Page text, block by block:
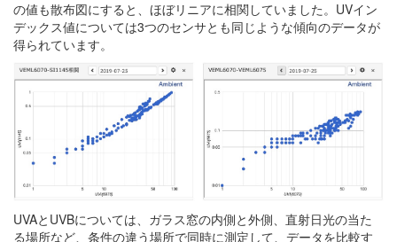
の値も散布図にすると、ほぼリニアに相関していました。UVイン
デックス値については3つのセンサとも同じような傾向のデータが
得られています。
UVAとUVBについては、ガラス窓の内側と外側、直射日光の当た
る場所など、条件の違う場所で同時に測定して、データを比較す